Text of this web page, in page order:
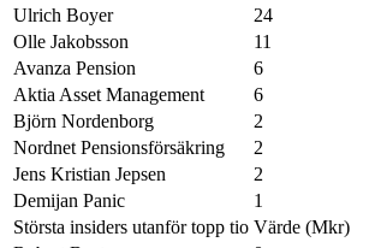
Ulrich Boyer
24
Olle Jakobsson
11
Avanza Pension
6
Aktia Asset Management
6
Björn Nordenborg
2
Nordnet Pensionsförsäkring
2
Jens Kristian Jepsen
2
Demijan Panic
1
Största insiders utanför topp tio Värde (Mkr)